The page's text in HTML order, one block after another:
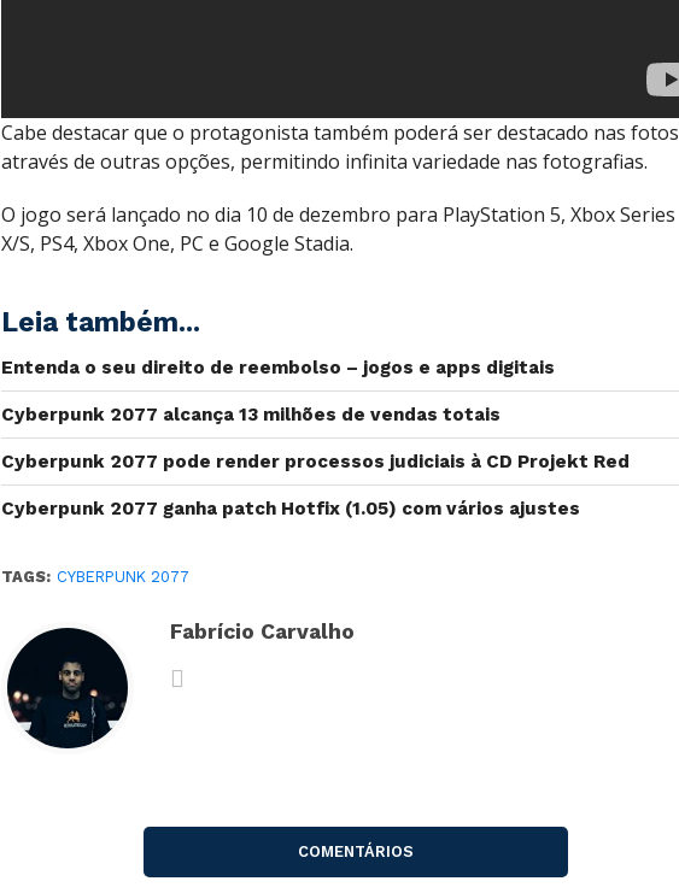
Cabe destacar que o protagonista também poderá ser destacado nas fotos
através de outras opções, permitindo infinita variedade nas fotografias.
O jogo será lançado no dia 10 de dezembro para PlayStation 5, Xbox Series
X/S, PS4, Xbox One, PC e Google Stadia.
Leia também...
Entenda o seu direito de reembolso – jogos e apps digitais
Cyberpunk 2077 alcança 13 milhões de vendas totais
Cyberpunk 2077 pode render processos judiciais à CD Projekt Red
Cyberpunk 2077 ganha patch Hotfix (1.05) com vários ajustes
TAGS: CYBERPUNK 2077
Fabrício Carvalho
COMENTÁRIOS